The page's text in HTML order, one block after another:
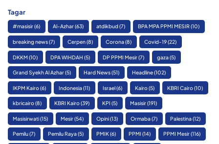
Tagar
#masisir(6) Al-Azhar(63) atdikbud(7) BPA MPA PPMI MESIR(10)
breaking news(7) Cerpen(8) Corona(8) Covid-19(22)
DKKM (10) DPA WIHDAH (5) DP PPMI Mesir(7) gaza(5)
Grand Syekh Al Azhar(5) Hard News(51) Headline(102)
IKPM Kairo(6) Indonesia(11) Israel(6) Kairo(5) KBRI Cairo(10)
kbricairo(8) KBRI Kairo(39) KPI (5) Masisir(191)
Masisirwati(15) Mesir(54) Opini(13) Ormaba(7) Palestina(12)
Pemilu(7) Pemilu Raya(5) PMIK(6) PPMI (14) PPMI Mesir(116)